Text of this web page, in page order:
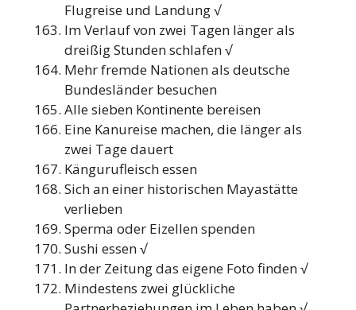
Flugreise und Landung √
Im Verlauf von zwei Tagen länger als
dreißig Stunden schlafen √
Mehr fremde Nationen als deutsche
Bundesländer besuchen
Alle sieben Kontinente bereisen
Eine Kanureise machen, die länger als
zwei Tage dauert
Kängurufleisch essen
Sich an einer historischen Mayastätte
verlieben
Sperma oder Eizellen spenden
Sushi essen √
In der Zeitung das eigene Foto finden √
Mindestens zwei glückliche